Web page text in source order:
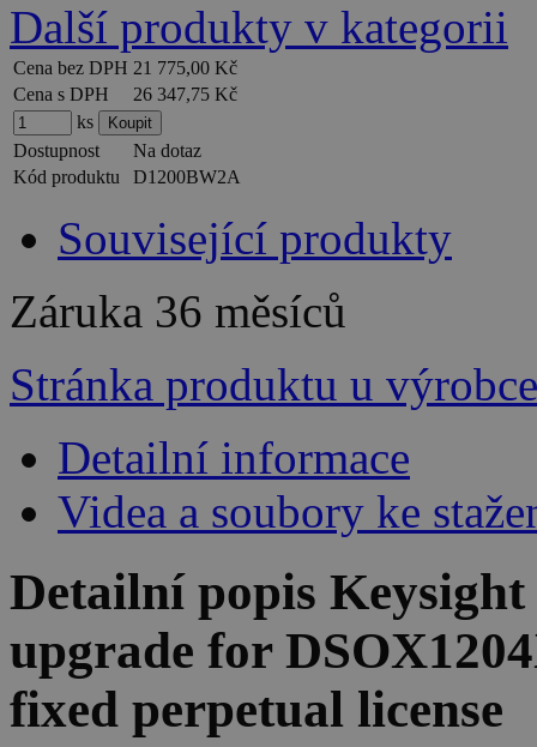
Další produkty v kategorii
Cena bez DPH 21 775,00 Kč
Cena s DPH
26 347,75 Kč
ks
Dostupnost
Na dotaz
Kód produktu
D1200BW2A
Související produkty
Záruka 36 měsíců
Stránka produktu u výrobce
Detailní informace
Videa a soubory ke
Detailní popis
upgrade for
fixed perpetual license